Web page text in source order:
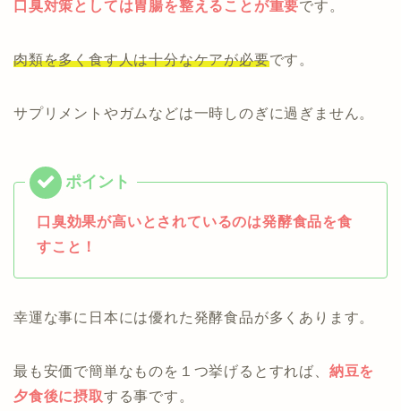
口臭対策としては胃腸を整えることが重要です。
肉類を多く食す人は十分なケアが必要です。
サプリメントやガムなどは一時しのぎに過ぎません。
口臭効果が高いとされているのは発酵食品を食
すこと！
幸運な事に日本には優れた発酵食品が多くあります。
最も安価で簡単なものを１つ挙げるとすれば、 納豆を
夕食後に摂取する事です。